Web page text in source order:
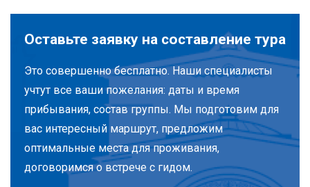
Оставьте заявку на составление тура
Это совершенно бесплатно. Наши специалисты
учтут все ваши пожелания: даты и время
прибывания, состав группы. Мы подготовим для
вас интересный маршрут, предложим
оптимальные места для проживания,
договоримся о встрече с гидом.